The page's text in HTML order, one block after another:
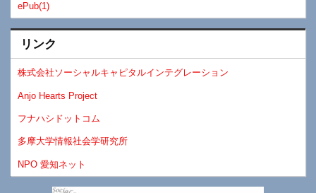
ePub(1)
リンク
株式会社ソーシャルキャピタルインテグレーション
Anjo Hearts Project
フナハシドットコム
多摩大学情報社会学研究所
NPO 愛知ネット